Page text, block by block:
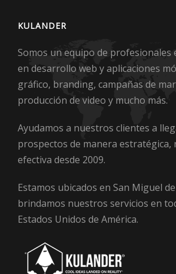
KULANDER
Somos un equipo de profesionales
en desarrollo web y aplicaciones
gráfico, branding, campañas de
producción de video y mucho más.
Ayudamos a nuestros clientes a
prospectos de manera estratégica,
efectiva desde 2009.
Estamos ubicados en San Miguel
brindamos nuestros servicios en
Estados Unidos de América.